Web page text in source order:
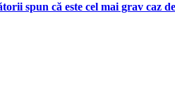
spun că este cel mai grav caz